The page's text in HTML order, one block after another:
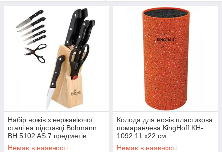
https://www.foxtrot.com.ua/ru/shop/nogy.html
Набір ножів з нержавіючої
сталі на підставці Bohmann
BH 5102 AS 7 предметів
Немає в наявності
Колода для ножів пластикова
помаранчева KingHoff KH-
1092 11 х22 см
Немає в наявності